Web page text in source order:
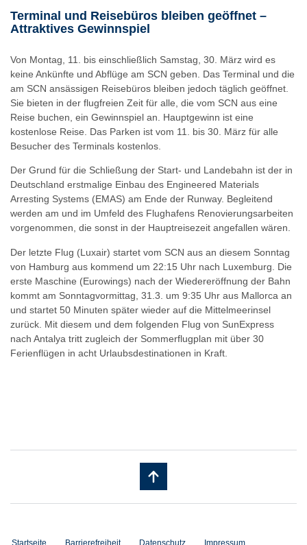
Terminal und Reisebüros bleiben geöffnet –
Attraktives Gewinnspiel
Von Montag, 11. bis einschließlich Samstag, 30. März wird es
keine Ankünfte und Abflüge am SCN geben. Das Terminal und die
am SCN ansässigen Reisebüros bleiben jedoch täglich geöffnet.
Sie bieten in der flugfreien Zeit für alle, die vom SCN aus eine
Reise buchen, ein Gewinnspiel an. Hauptgewinn ist eine
kostenlose Reise. Das Parken ist vom 11. bis 30. März für alle
Besucher des Terminals kostenlos.
Der Grund für die Schließung der Start- und Landebahn ist der in
Deutschland erstmalige Einbau des Engineered Materials
Arresting Systems (EMAS) am Ende der Runway. Begleitend
werden am und im Umfeld des Flughafens Renovierungsarbeiten
vorgenommen, die sonst in der Hauptreisezeit angefallen wären.
Der letzte Flug (Luxair) startet vom SCN aus an diesem Sonntag
von Hamburg aus kommend um 22:15 Uhr nach Luxemburg. Die
erste Maschine (Eurowings) nach der Wiedereröffnung der Bahn
kommt am Sonntagvormittag, 31.3. um 9:35 Uhr aus Mallorca an
und startet 50 Minuten später wieder auf die Mittelmeerinsel
zurück. Mit diesem und dem folgenden Flug von SunExpress
nach Antalya tritt zugleich der Sommerflugplan mit über 30
Ferienflügen in acht Urlaubsdestinationen in Kraft.
Startseite Barrierefreiheit Datenschutz Impressum